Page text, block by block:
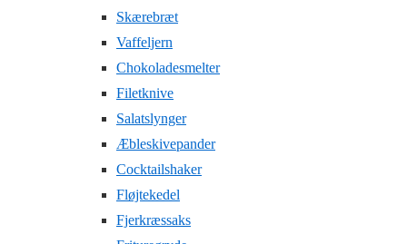
Skærebræt
Vaffeljern
Chokoladesmelter
Filetknive
Salatslynger
Æbleskivepander
Cocktailshaker
Fløjtekedel
Fjerkræssaks